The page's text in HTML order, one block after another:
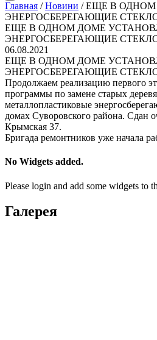
Главная / Новини / ЕЩЕ В
ЭНЕРГОСБЕРЕГАЮЩИЕ
ЕЩЕ В ОДНОМ ДОМЕ
ЭНЕРГОСБЕРЕГАЮЩИЕ
06.08.2021
ЕЩЕ В ОДНОМ ДОМЕ
ЭНЕРГОСБЕРЕГАЮЩИЕ
Продолжаем реализацию первого
программы по замене старых
металлопластиковые
домах Суворовского района. Сдан
Крымская 37.
Бригада ремонтников уже начала
No Widgets added.
Please login and add some widgets to
Галерея